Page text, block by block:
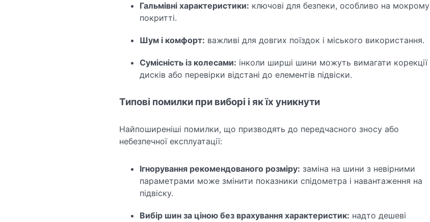
Гальмівні характеристики: ключові для безпеки, особливо на мокрому
покритті.
Шум і комфорт: важливі для довгих поїздок і міського використання.
Сумісність із колесами: інколи ширші шини можуть вимагати корекції
дисків або перевірки відстані до елементів підвіски.
Типові помилки при виборі і як їх уникнути
Найпоширеніші помилки, що призводять до передчасного зносу або
небезпечної експлуатації:
Ігнорування рекомендованого розміру: заміна на шини з невірними
параметрами може змінити показники спідометра і навантаження на
підвіску.
Вибір шин за ціною без врахування характеристик: надто дешеві